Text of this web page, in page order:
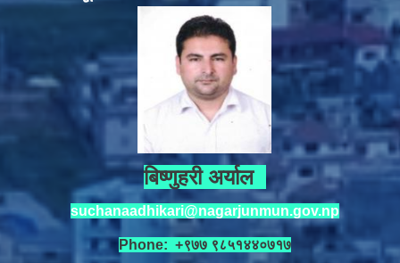
बिष्णुहरी अर्याल
suchanaadhikari@nagarjunmun.gov.np
Phone: +९७७ ९८५१४४०७१७